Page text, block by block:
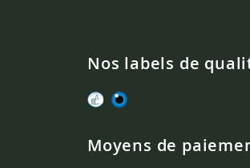
Nos labels de
Moyens de